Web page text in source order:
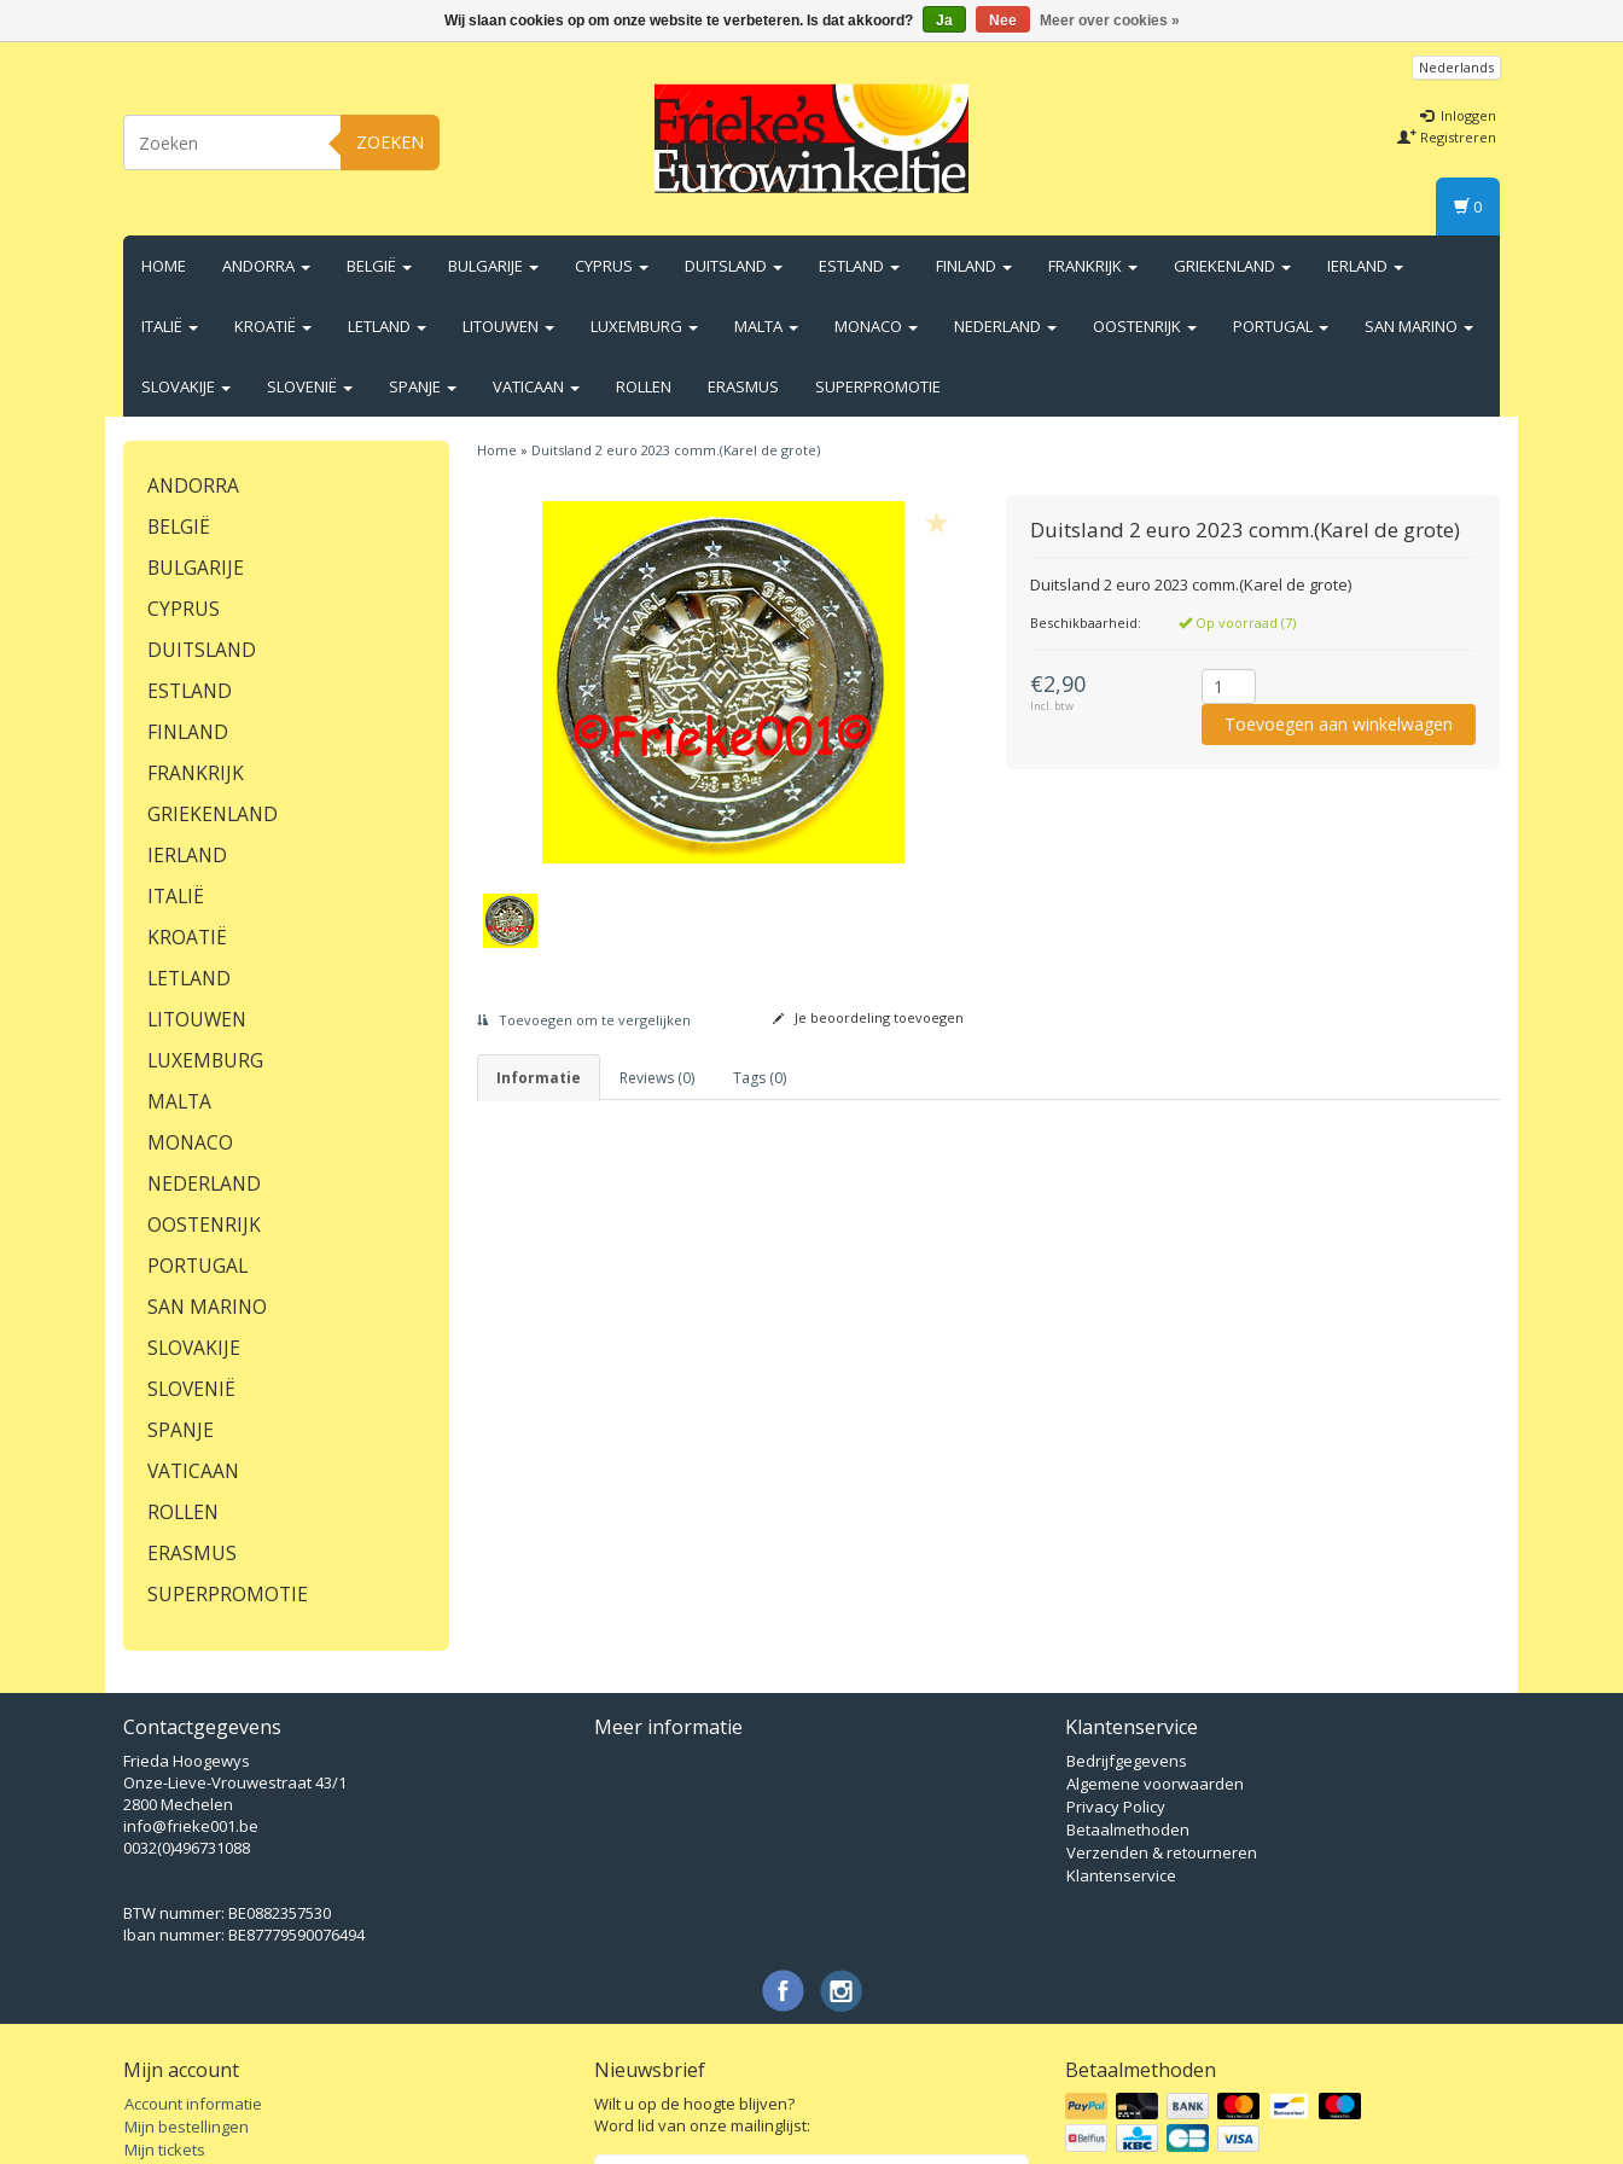
ZOEKEN
Nederlands
Inloggen
Registreren
HOME ANDORRA BELGIË BULGARIJE CYPRUS DUITSLAND ESTLAND FINLAND FRANKRIJK GRIEKENLAND IERLAND
ITALIË KROATIË LETLAND LITOUWEN LUXEMBURG MALTA MONACO NEDERLAND OOSTENRIJK PORTUGAL SAN MARINO
SLOVAKIJE SLOVENIË SPANJE VATICAAN ROLLEN ERASMUS SUPERPROMOTIE
0
ANDORRA
BELGIË
BULGARIJE
CYPRUS
DUITSLAND
ESTLAND
FINLAND
FRANKRIJK
GRIEKENLAND
IERLAND
ITALIË
KROATIË
LETLAND
LITOUWEN
LUXEMBURG
MALTA
MONACO
NEDERLAND
OOSTENRIJK
PORTUGAL
SAN MARINO
SLOVAKIJE
SLOVENIË
SPANJE
VATICAAN
ROLLEN
ERASMUS
SUPERPROMOTIE
Home » Duitsland 2 euro 2023 comm.(Karel de grote)
Duitsland 2 euro 2023 comm.(Karel de grote)
Duitsland 2 euro 2023 comm.(Karel de grote)
Beschikbaarheid: Op voorraad (7)
€2,90
Incl. btw
Toevoegen om te vergelijken Je beoordeling toevoegen
Informatie Reviews (0) Tags (0)
Contactgegevens
Frieda Hoogewys
Onze-Lieve-Vrouwestraat 43/1
2800 Mechelen
info@frieke001.be
0032(0)496731088
BTW nummer: BE0882357530
Iban nummer: BE87779590076494
Meer informatie Klantenservice
Bedrijfgegevens
Algemene voorwaarden
Privacy Policy
Betaalmethoden
Verzenden & retourneren
Klantenservice
Mijn account
Account informatie
Mijn bestellingen
Mijn tickets
Nieuwsbrief
Wilt u op de hoogte blijven?
Word lid van onze mailinglijst:
Betaalmethoden
Wij slaan cookies op om onze website te verbeteren. Is dat akkoord? Ja Nee Meer over cookies »